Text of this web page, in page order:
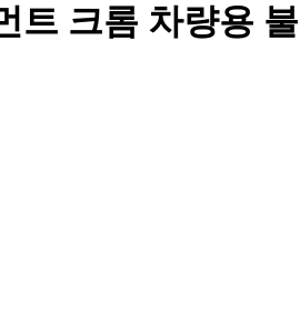
트 크롬 차량용